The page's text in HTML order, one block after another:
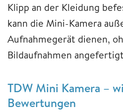
Klipp an der Kleidung
kann die Mini-Kamera
Aufnahmegerät dienen,
Bildaufnahmen
TDW Mini Kamera –
Bewertungen